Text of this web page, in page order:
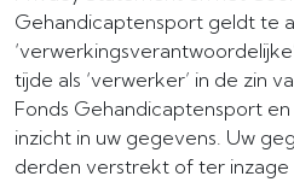
Gehandicaptensport geldt te
tijde als ‘verwerker’ in de zin
Fonds Gehandicaptensport
inzicht in uw gegevens. Uw
derden verstrekt of ter inzage